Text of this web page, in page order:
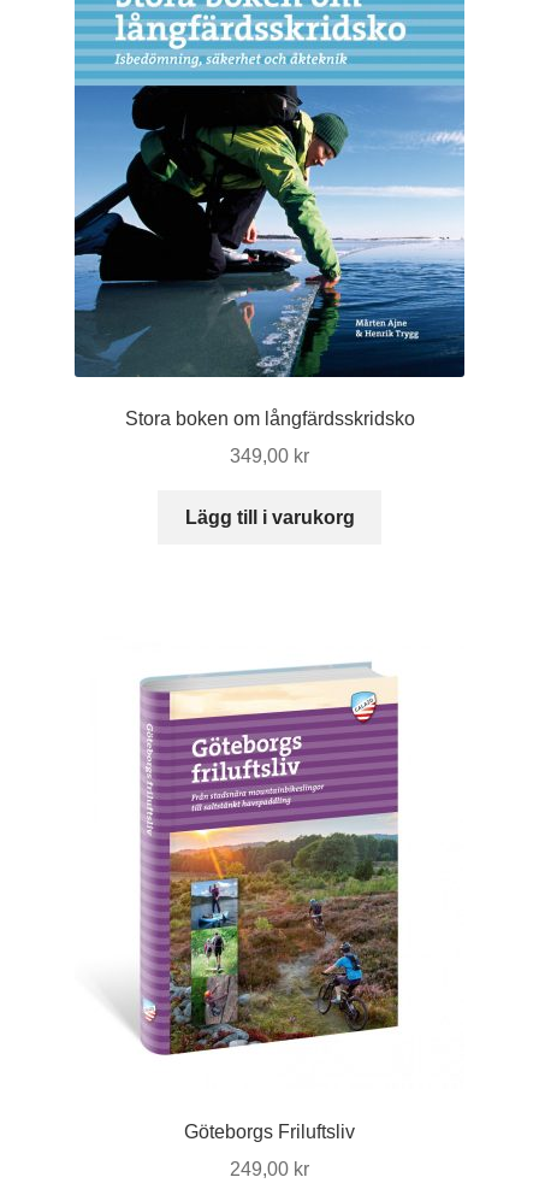
Stora boken om långfärdsskridsko
349,00 kr
Lägg till i varukorg
Göteborgs Friluftsliv
249,00 kr